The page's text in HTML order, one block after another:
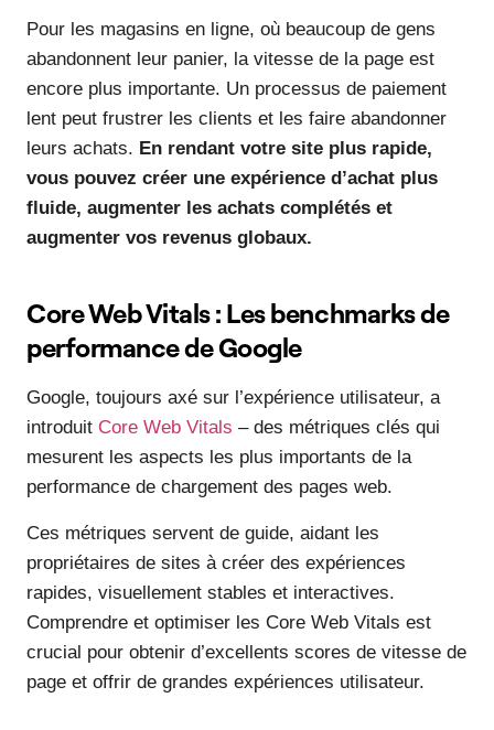
Pour les magasins en ligne, où beaucoup de gens
abandonnent leur panier, la vitesse de la page est
encore plus importante. Un processus de paiement
lent peut frustrer les clients et les faire abandonner
leurs achats. En rendant votre site plus rapide,
vous pouvez créer une expérience d’achat plus
fluide, augmenter les achats complétés et
augmenter vos revenus globaux.
Core Web Vitals : Les benchmarks de
performance de Google
Google, toujours axé sur l’expérience utilisateur, a
introduit Core Web Vitals – des métriques clés qui
mesurent les aspects les plus importants de la
performance de chargement des pages web.
Ces métriques servent de guide, aidant les
propriétaires de sites à créer des expériences
rapides, visuellement stables et interactives.
Comprendre et optimiser les Core Web Vitals est
crucial pour obtenir d’excellents scores de vitesse de
page et offrir de grandes expériences utilisateur.